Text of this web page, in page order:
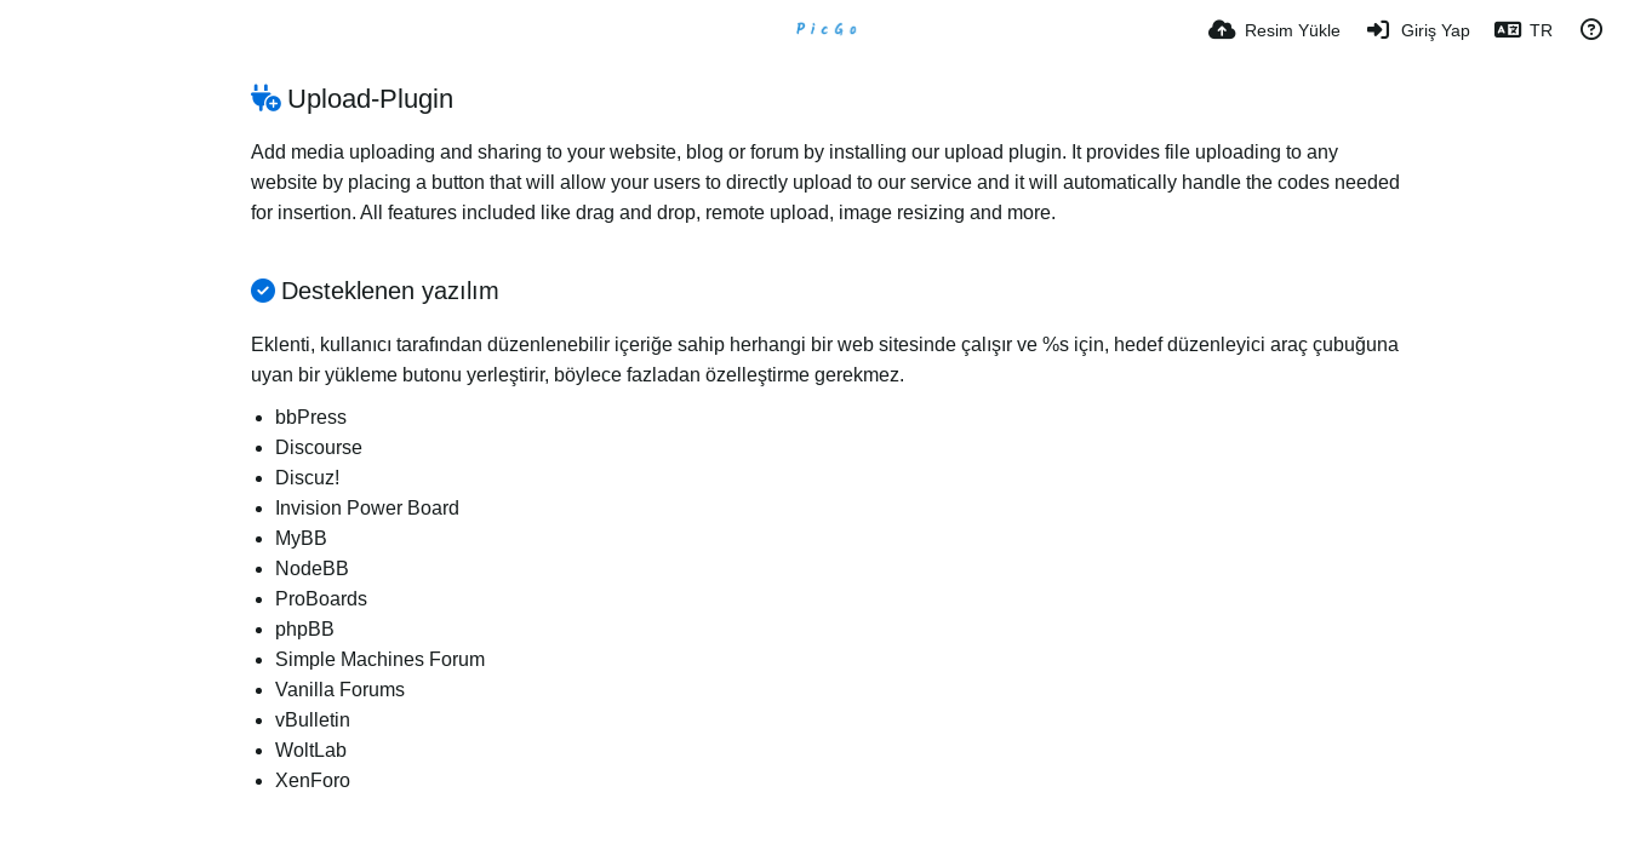
Resim Yükle Giriş Yap TR
Upload-Plugin
Add media uploading and sharing to your website, blog or forum by installing our upload plugin. It provides file uploading to any
website by placing a button that will allow your users to directly upload to our service and it will automatically handle the codes needed
for insertion. All features included like drag and drop, remote upload, image resizing and more.
Desteklenen yazılım
Eklenti, kullanıcı tarafından düzenlenebilir içeriğe sahip herhangi bir web sitesinde çalışır ve %s için, hedef düzenleyici araç çubuğuna
uyan bir yükleme butonu yerleştirir, böylece fazladan özelleştirme gerekmez.
bbPress
Discourse
Discuz!
Invision Power Board
MyBB
NodeBB
ProBoards
phpBB
Simple Machines Forum
Vanilla Forums
vBulletin
WoltLab
XenForo